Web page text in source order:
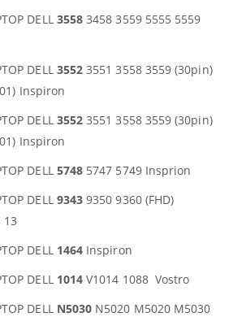
DELL 3558 3458 3559 5555 5559
DELL 3552 3551 3558 3559 (30pin)
Inspiron
DELL 3552 3551 3558 3559 (30pin)
Inspiron
DELL 5748 5747 5749 Insprion
DELL 9343 9350 9360 (FHD)
13
DELL 1464 Inspiron
DELL 1014 V1014 1088 Vostro
DELL N5030 N5020 M5020 M5030